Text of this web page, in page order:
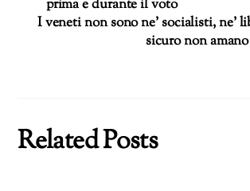
prima e durante il voto
I veneti non sono ne’ socialisti, ne’
sicuro non
Related Posts